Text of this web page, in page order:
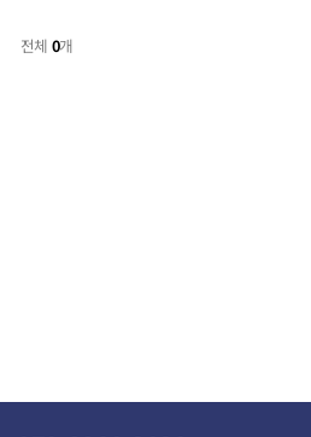
전체 0개